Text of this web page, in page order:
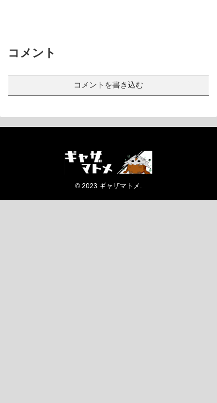
コメント
コメントを書き込む
© 2023 ギャザマトメ.